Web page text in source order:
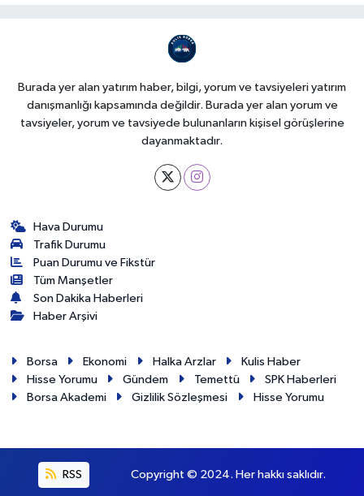
Burada yer alan yatırım haber, bilgi, yorum ve tavsiyeleri yatırım
danışmanlığı kapsamında değildir. Burada yer alan yorum ve
tavsiyeler, yorum ve tavsiyede bulunanların kişisel görüşlerine
dayanmaktadır.
Hava Durumu
Trafik Durumu
Puan Durumu ve Fikstür
Tüm Manşetler
Son Dakika Haberleri
Haber Arşivi
Borsa Ekonomi Halka Arzlar
Kulis Haber
Hisse Yorumu
Gündem Temettü
SPK Haberleri
Borsa Akademi
Gizlilik Sözleşmesi Hisse Yorumu
RSS Copyright © 2024. Her hakkı saklıdır.